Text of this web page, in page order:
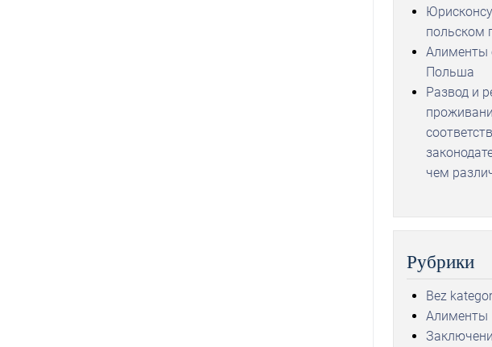
польском
Алименты
Польша
Развод и
чем
Рубрики
Bez
Алименты